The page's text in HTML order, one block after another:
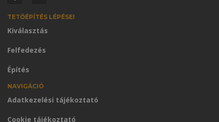
TETŐÉPÍTÉS LÉPÉSEI
Kiválasztás
Felfedezés
Építés
NAVIGÁCIÓ
Adatkezelési tájékoztató
Cookie tájékoztató